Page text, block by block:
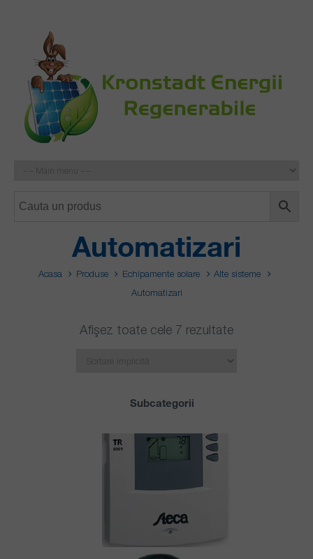
Automatizari
Acasa Produse Echipamente solare
Alte sisteme
Automatizari
Afișez toate cele 7 rezultate
Subcategorii